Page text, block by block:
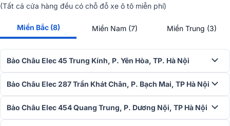
(Tất cả cửa hàng đều có chỗ đỗ xe ô tô miễn phí)
Miền Bắc (8) Miền Nam (7) Miền Trung (3)
Bảo Châu Elec 45 Trung Kính, P. Yên Hòa, TP. Hà Nội
Bảo Châu Elec 287 Trần Khát Chân, P. Bạch Mai, TP Hà Nội
Bảo Châu Elec 454 Quang Trung, P. Dương Nội, TP Hà Nội